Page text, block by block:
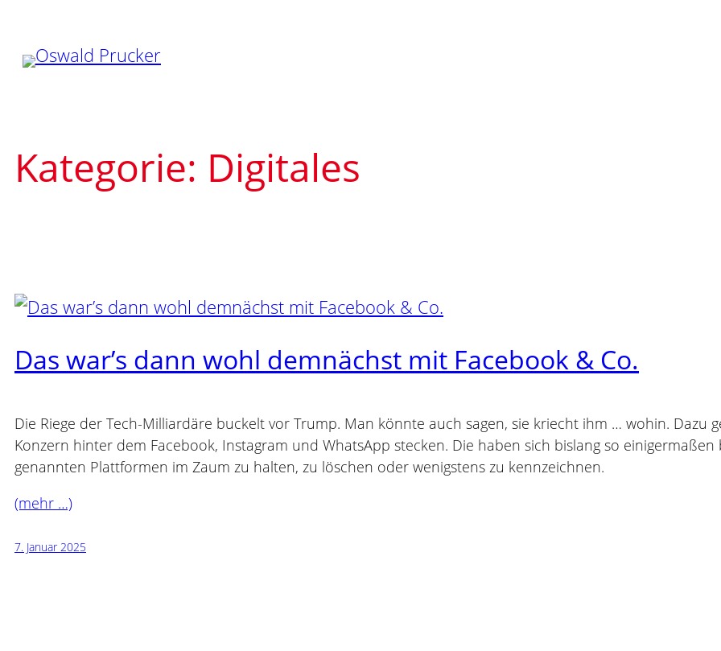
Inhalt
springen
Kategorie: Digitales
Das war’s dann wohl demnächst mit Facebook & Co.
Die Riege der Tech-Milliardäre buckelt vor Trump. Man könnte auch sagen, sie kriecht ihm … wohin. Dazu
Konzern hinter dem Facebook, Instagram und WhatsApp stecken. Die haben sich bislang so
genannten Plattformen im Zaum zu halten, zu löschen oder wenigstens zu kennzeichnen.
(mehr …)
7. Januar 2025